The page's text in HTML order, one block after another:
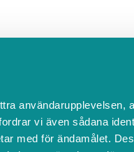
vi även sådana
med för ändamålet.